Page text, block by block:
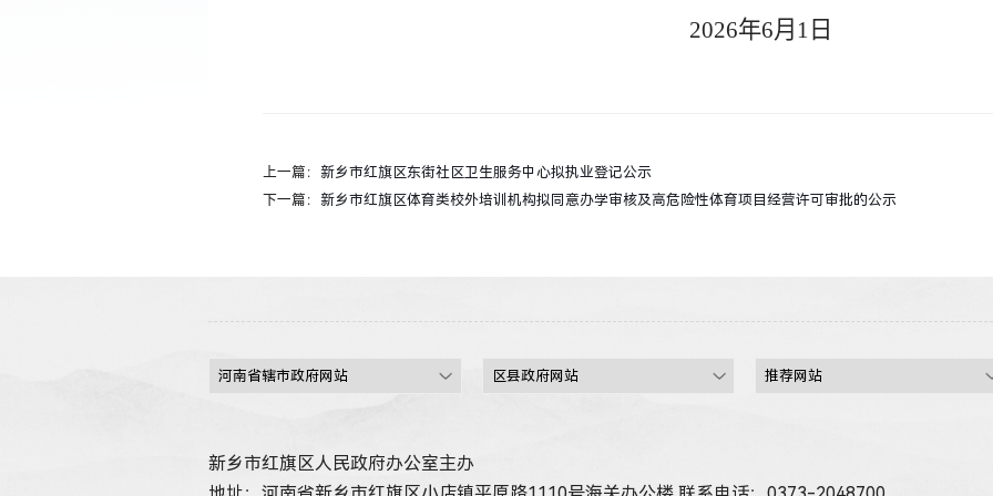
2026年6月 1 日
上一篇： 新乡市红旗区东街社区卫生服务中心拟执业登记公示
下一篇： 新乡市红旗区体育类校外培训机构拟同意办学审核及高危险性体育项目经营许可审批的公示
新乡市红旗区人民政府办公室主办